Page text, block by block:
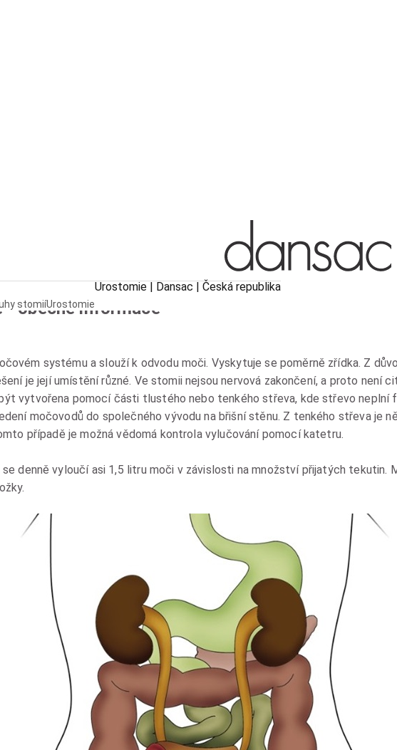
stomiíUrostomie
Urostomie | Dansac | Česká republika
- obecné informace
systému a slouží k odvodu moči. Vyskytuje se poměrně zřídka. Z
je její umístění různé. Ve stomii nejsou nervová zakončení, a proto není
vytvořena pomocí části tlustého nebo tenkého střeva, kde střevo neplní
močovodů do společného vývodu na břišní stěnu. Z tenkého střeva je
případě je možná vědomá kontrola vylučování pomocí katetru.
denně vyloučí asi 1,5 litru moči v závislosti na množství přijatých tekutin.